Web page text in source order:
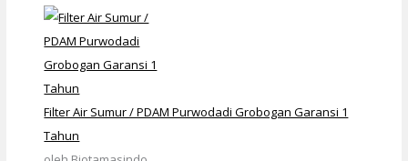
Filter Air Sumur / PDAM Purwodadi Grobogan Garansi 1
Tahun